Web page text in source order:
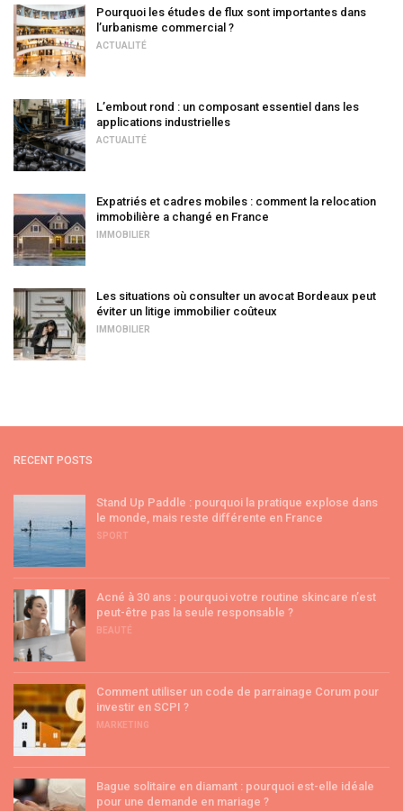
Pourquoi les études de flux sont importantes dans
l’urbanisme commercial ?
ACTUALITÉ
L’embout rond : un composant essentiel dans les
applications industrielles
ACTUALITÉ
Expatriés et cadres mobiles : comment la relocation
immobilière a changé en France
IMMOBILIER
Les situations où consulter un avocat Bordeaux peut
éviter un litige immobilier coûteux
IMMOBILIER
RECENT POSTS
Stand Up Paddle : pourquoi la pratique explose dans
le monde, mais reste différente en France
SPORT
Acné à 30 ans : pourquoi votre routine skincare n’est
peut-être pas la seule responsable ?
BEAUTÉ
Comment utiliser un code de parrainage Corum pour
investir en SCPI ?
MARKETING
Bague solitaire en diamant : pourquoi est-elle idéale
pour une demande en mariage ?